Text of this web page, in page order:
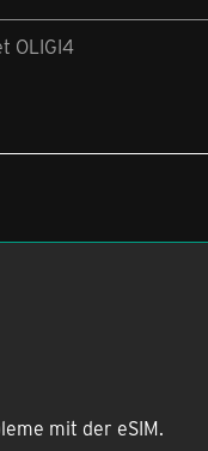
OLIGI4
mit der eSIM.